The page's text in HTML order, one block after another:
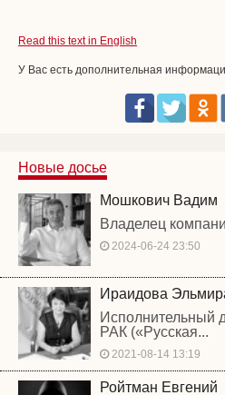
Read this text in English
У Вас есть дополнительная
Новые досье
Мошкович Вадим
Владелец
2024-06-24 23:50
Ираидова
Исполнительный
РАК («Русская...
2021-08-14 13:19
Ройтман Евгений